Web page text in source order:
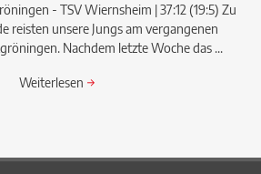
- TSV Wiernsheim | 37:12 (19:5) Zu
reisten unsere Jungs am vergangenen
Nachdem letzte Woche das ...
Weiterlesen →